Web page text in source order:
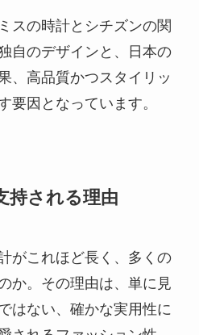
スの時計とシチズンの関
自のデザインと、日本の
、高品質かつスタイリッ
要因となっています。
持される理由
がこれほど長く、多くの
か。その理由は、単に見
はない、確かな実用性に